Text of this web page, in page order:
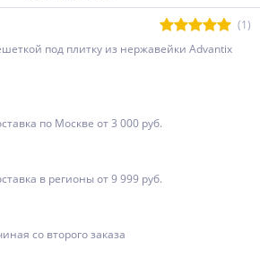
(1)
под плитку из нержавейки Advantix
по Москве от 3 000 руб.
в регионы от 9 999 руб.
со второго заказа